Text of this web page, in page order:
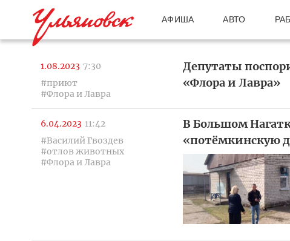
АФИША АВТО
1.08.2023 7:30
#приют
#Флора и Лавра
Депутаты
«Флора и Лавра»
6.04.2023 11:42
#Василий Гвоздев
#отлов животных
#Флора и Лавра
В Большом
«потёмкинскую